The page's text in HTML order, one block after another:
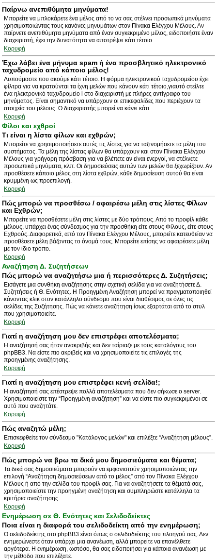
Παίρνω ανεπιθύμητα μηνύματα!
Μπορείτε να μπλοκάρετε ένα μέλος από το να σας στέλνει προσωπικά μηνύματα
χρησιμοποιώντας τους κανόνες μηνυμάτων στον Πίνακα Ελέγχου Μέλους. Αν
παίρνετε ανεπιθύμητα μηνύματα από έναν συγκεκριμένο μέλος, ειδοποιήστε έναν
διαχειριστή, έχει την δυνατότητα να αποτρέψει κάτι τέτοιο.
Κορυφή
Έχω λάβει ένα μήνυμα spam ή ένα προσβλητικό ηλεκτρονικό
ταχυδρομείο από κάποιο μέλος!
Λυπούμαστε που ακούμε κάτι τέτοιο. Η φόρμα ηλεκτρονικού ταχυδρομείου έχει
φίλτρα για να κρατούνται τα ίχνη μελών που κάνουν κάτι τέτοιο,γιαυτό στείλτε
ένα ηλεκτρονικό ταχυδρομείο l στο διαχειριστή με πλήρες αντίγραφο του
μηνύματος. Είναι σημαντικό να υπάρχουν οι επικεφαλίδες που περιέχουν τα
στοιχεία του μέλους. Ο διαχειριστής μπορεί να κάνει κάτι.
Κορυφή
Φίλοι και εχθροί
Τι είναι η λίστα φίλων και εχθρών;
Μπορείτε να χρησιμοποιήσετε αυτές τις λίστες για να ταξινομήσετε τα μέλη του
συστήματος. Τα μέλη της λίστας φίλων θα υπάρχουν και στον Πίνακα Ελέγχου
Μέλους για γρήγορη πρόσβαση για να βλέπετε αν είναι ενεργοί, να στέλνετε
προσωπικά μηνύματα, κλπ. Οι δημοσιεύσεις αυτών των μελών θα ξεχωρίζουν. Αν
προσθέσετε κάποιο μέλος στη λίστα εχθρών, κάθε δημοσίευση αυτού θα είναι
κρυμμένη ως προεπιλογή.
Κορυφή
Πώς μπορώ να προσθέσω / αφαιρέσω μέλη στις λίστες Φίλων
και Εχθρών;
Μπορείτε να προσθέσετε μέλη στις λίστες με δύο τρόπους. Από το προφίλ κάθε
μέλους, υπάρχει ένας σύνδεσμος για την προσθήκη είτε στους Φίλους, είτε στους
Εχθρούς. Διαφορετικά, από τον Πίνακα Ελέγχου Μέλους, μπορείτε κατευθείαν να
προσθέσετε μέλη βάζοντας το όνομά τους. Μπορείτε επίσης να αφαιρέσετε μέλη
με τον ίδιο τρόπο.
Κορυφή
Αναζήτηση Δ. Συζητήσεων
Πώς μπορώ να αναζητήσω μια ή περισσότερες Δ. Συζητήσεις;
Εισάγετε μια συνθήκη αναζήτησης στην σχετική σελίδα για να αναζητήσετε Δ.
Συζητήσεις ή Θ. Ενότητες. Η Προηγμένη Αναζήτηση μπορεί να πραγματοποιηθεί
κάνοντας κλικ στον κατάλληλο σύνδεσμο που είναι διαθέσιμος σε όλες τις
σελίδες της Συζήτησης. Πώς να κάνετε αναζήτηση ίσως εξαρτάται από το στυλ
που χρησιμοποιείτε.
Κορυφή
Γιατί η αναζήτηση μου δεν επιστρέφει αποτελέσματα;
Η αναζήτησή σας ήταν ανακριβής και δεν ταίριαζε με τους καταλόγους του
phpBB3. Να είστε πιο ακριβείς και να χρησιμοποιείτε τις επιλογές της
προηγμένης αναζήτησης.
Κορυφή
Γιατί η αναζήτηση μου επιστρέφει κενή σελίδα!;
Η αναζήτησή σας επέστρεψε πολλά αποτελέσματα που δεν σήκωσε ο server.
Χρησιμοποιείστε την “Προηγμένη αναζήτηση” και να είστε πιο συγκεκριμένοι σε
αυτό που αναζητάτε.
Κορυφή
Πώς αναζητώ μέλη;
Επισκεφθείτε τον σύνδεσμο "Κατάλογος μελών" και επιλέξτε “Αναζήτηση μέλους”.
Κορυφή
Πώς μπορώ να βρω τα δικά μου δημοσιεύματα και θέματα;
Τα δικά σας δημοσιεύματα μπορούν να εμφανιστούν χρησιμοποιώντας την
επιλογή “Αναζήτηση δημοσιεύσεων από το μέλος” από τον Πίνακα Ελέγχου
Μέλους ή από την σελίδα του προφίλ σας. Για να αναζητήσετε τα θέματά σας,
χρησιμοποιείστε την προηγμένη αναζήτηση και συμπληρώστε κατάλληλα τα
κριτήρια αναζήτησης.
Κορυφή
Ενημέρωση σε Θ. Ενότητες και Σελιδοδείκτες
Ποια είναι η διαφορά του σελιδοδείκτη από την ενημέρωση;
Ο σελιδοδείκτης στο phpBB3 είναι όπως ο σελιδοδείκτης του πλοηγού σας. Δεν
ενημερώνεστε όταν υπάρχει μια ανανέωση, αλλά μπορείτε να επανέλθετε
αργότερα. Η ενημέρωση, ωστόσο, θα σας ειδοποιήσει για κάποια ανανέωση με
την μέθοδο που επιλέξατε.